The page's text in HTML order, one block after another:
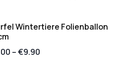
Wintertiere Folienballon
–€9.90